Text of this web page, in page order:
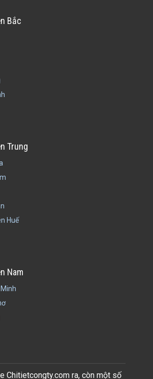
Bắc
Trung
Huế
Nam
Chitietcongty.com ra, còn một số